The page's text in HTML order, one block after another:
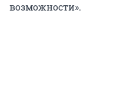
возможности».